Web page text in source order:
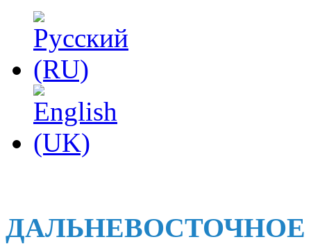
ДАЛЬНЕВОСТОЧНОЕ